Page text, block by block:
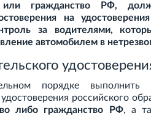
гражданство РФ,
на
за водителями,
автомобилем в
порядке выполнить
российского
либо гражданство РФ, а